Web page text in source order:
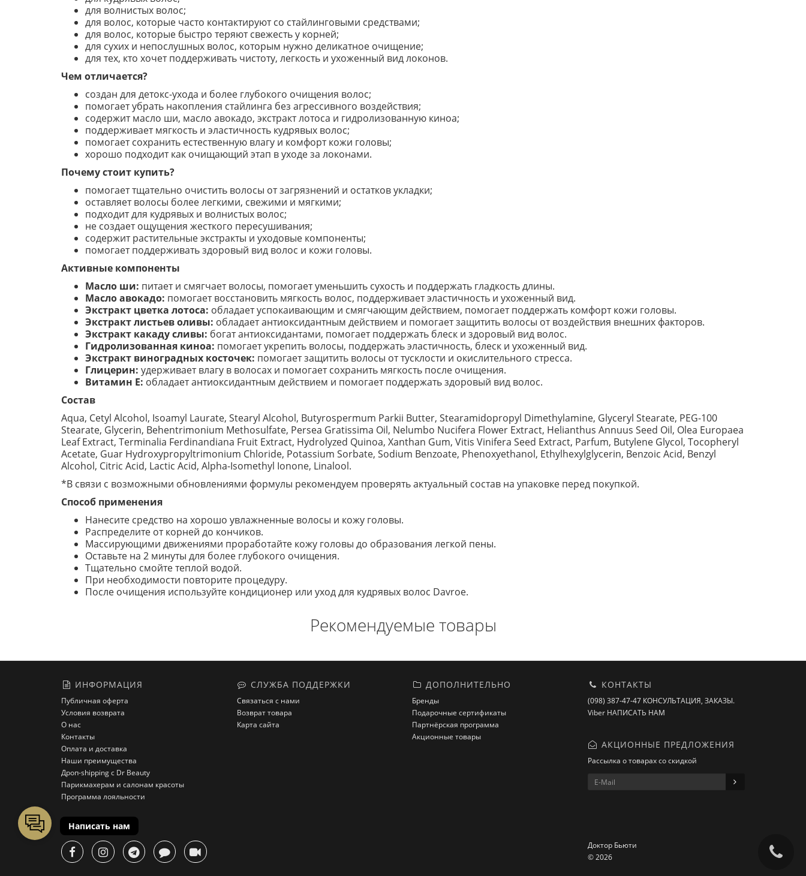
для волнистых волос;
для волос, которые часто контактируют со стайлинговыми средствами;
для волос, которые быстро теряют свежесть у корней;
для сухих и непослушных волос, которым нужно деликатное очищение;
для тех, кто хочет поддерживать чистоту, легкость и ухоженный вид локонов.
Чем отличается?
создан для детокс-ухода и более глубокого очищения волос;
помогает убрать накопления стайлинга без агрессивного воздействия;
содержит масло ши, масло авокадо, экстракт лотоса и гидролизованную киноа;
поддерживает мягкость и эластичность кудрявых волос;
помогает сохранить естественную влагу и комфорт кожи головы;
хорошо подходит как очищающий этап в уходе за локонами.
Почему стоит купить?
помогает тщательно очистить волосы от загрязнений и остатков укладки;
оставляет волосы более легкими, свежими и мягкими;
подходит для кудрявых и волнистых волос;
не создает ощущения жесткого пересушивания;
содержит растительные экстракты и уходовые компоненты;
помогает поддерживать здоровый вид волос и кожи головы.
Активные компоненты
Масло ши: питает и смягчает волосы, помогает уменьшить сухость и поддержать гладкость длины.
Масло авокадо: помогает восстановить мягкость волос, поддерживает эластичность и ухоженный вид.
Экстракт цветка лотоса: обладает успокаивающим и смягчающим действием, помогает поддержать комфорт кожи головы.
Экстракт листьев оливы: обладает антиоксидантным действием и помогает защитить волосы от воздействия внешних факторов.
Экстракт какаду сливы: богат антиоксидантами, помогает поддержать блеск и здоровый вид волос.
Гидролизованная киноа: помогает укрепить волосы, поддержать эластичность, блеск и ухоженный вид.
Экстракт виноградных косточек: помогает защитить волосы от тусклости и окислительного стресса.
Глицерин: удерживает влагу в волосах и помогает сохранить мягкость после очищения.
Витамин E: обладает антиоксидантным действием и помогает поддержать здоровый вид волос.
Состав
Aqua, Cetyl Alcohol, Isoamyl Laurate, Stearyl Alcohol, Butyrospermum Parkii Butter, Stearamidopropyl Dimethylamine, Glyceryl Stearate, PEG-100
Stearate, Glycerin, Behentrimonium Methosulfate, Persea Gratissima Oil, Nelumbo Nucifera Flower Extract, Helianthus Annuus Seed Oil, Olea Europaea
Leaf Extract, Terminalia Ferdinandiana Fruit Extract, Hydrolyzed Quinoa, Xanthan Gum, Vitis Vinifera Seed Extract, Parfum, Butylene Glycol, Tocopheryl
Acetate, Guar Hydroxypropyltrimonium Chloride, Potassium Sorbate, Sodium Benzoate, Phenoxyethanol, Ethylhexylglycerin, Benzoic Acid, Benzyl
Alcohol, Citric Acid, Lactic Acid, Alpha-Isomethyl Ionone, Linalool.
*В связи с возможными обновлениями формулы рекомендуем проверять актуальный состав на упаковке перед покупкой.
Способ применения
Нанесите средство на хорошо увлажненные волосы и кожу головы.
Распределите от корней до кончиков.
Массирующими движениями проработайте кожу головы до образования легкой пены.
Оставьте на 2 минуты для более глубокого очищения.
Тщательно смойте теплой водой.
При необходимости повторите процедуру.
После очищения используйте кондиционер или уход для кудрявых волос Davroe.
Рекомендуемые товары
ИНФОРМАЦИЯ
Публичная оферта
Условия возврата
О нас
Контакты
Оплата и доставка
Наши преимущества
Дроп-shipping с Dr Beauty
Парикмахерам и салонам красоты
Программа лояльности
СЛУЖБА ПОДДЕРЖКИ
Связаться с нами
Возврат товара
Карта сайта
ДОПОЛНИТЕЛЬНО
Бренды
Подарочные сертификаты
Партнёрская программа
Акционные товары
КОНТАКТЫ
(098) 387-47-47 КОНСУЛЬТАЦИЯ, ЗАКАЗЫ.
Viber НАПИСАТЬ НАМ
АКЦИОННЫЕ ПРЕДЛОЖЕНИЯ
Рассылка о товарах со скидкой
Доктор Бьюти
© 2026